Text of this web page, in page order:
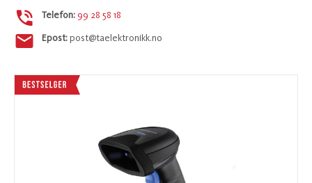
Telefon: 99 28 58 18
Epost:post@taelektronikk.no